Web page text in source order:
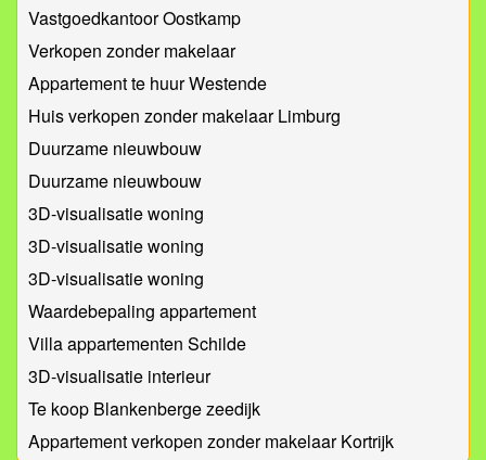
Vastgoedkantoor Oostkamp
Verkopen zonder makelaar
Appartement te huur Westende
Huis verkopen zonder makelaar Limburg
Duurzame nieuwbouw
Duurzame nieuwbouw
3D-visualisatie woning
3D-visualisatie woning
3D-visualisatie woning
Waardebepaling appartement
Villa appartementen Schilde
3D-visualisatie interieur
Te koop Blankenberge zeedijk
Appartement verkopen zonder makelaar Kortrijk